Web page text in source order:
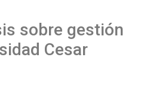
sobre gestión
Cesar